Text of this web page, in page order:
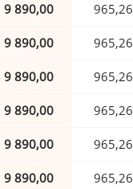
9 890,00 965,26
9 890,00 965,26
9 890,00 965,26
9 890,00 965,26
9 890,00 965,26
9 890,00 965,26